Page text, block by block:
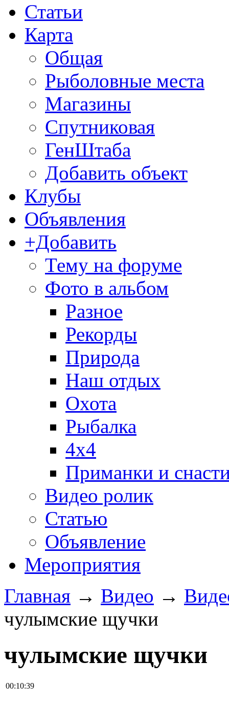
Статьи
Карта
Общая
Рыболовные места
Магазины
Спутниковая
ГенШтаба
Добавить объект
Клубы
Объявления
+Добавить
Тему на форуме
Фото в альбом
Разное
Рекорды
Природа
Наш отдых
Охота
Рыбалка
4х4
Приманки и
Видео ролик
Статью
Объявление
Мероприятия
Главная → Видео →
чулымские щучки
чулымские щучки
00:10:39